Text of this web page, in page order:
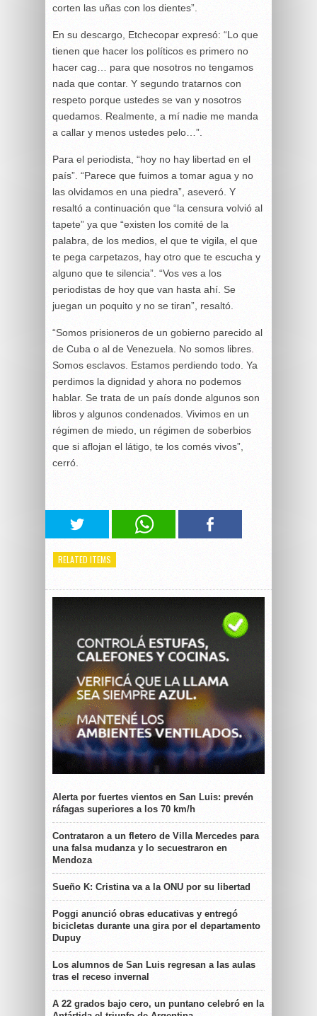
corten las uñas con los dientes”.
En su descargo, Etchecopar expresó: “Lo que
tienen que hacer los políticos es primero no
hacer cag… para que nosotros no tengamos
nada que contar. Y segundo tratarnos con
respeto porque ustedes se van y nosotros
quedamos. Realmente, a mí nadie me manda
a callar y menos ustedes pelo…”.
Para el periodista, “hoy no hay libertad en el
país”. “Parece que fuimos a tomar agua y no
las olvidamos en una piedra”, aseveró. Y
resaltó a continuación que “la censura volvió al
tapete” ya que “existen los comité de la
palabra, de los medios, el que te vigila, el que
te pega carpetazos, hay otro que te escucha y
alguno que te silencia”. “Vos ves a los
periodistas de hoy que van hasta ahí. Se
juegan un poquito y no se tiran”, resaltó.
“Somos prisioneros de un gobierno parecido al
de Cuba o al de Venezuela. No somos libres.
Somos esclavos. Estamos perdiendo todo. Ya
perdimos la dignidad y ahora no podemos
hablar. Se trata de un país donde algunos son
libros y algunos condenados. Vivimos en un
régimen de miedo, un régimen de soberbios
que si aflojan el látigo, te los comés vivos”,
cerró.
RELATED ITEMS
Alerta por fuertes vientos en San Luis: prevén
ráfagas superiores a los 70 km/h
Contrataron a un fletero de Villa Mercedes para
una falsa mudanza y lo secuestraron en
Mendoza
Sueño K: Cristina va a la ONU por su libertad
Poggi anunció obras educativas y entregó
bicicletas durante una gira por el departamento
Dupuy
Los alumnos de San Luis regresan a las aulas
tras el receso invernal
A 22 grados bajo cero, un puntano celebró en la